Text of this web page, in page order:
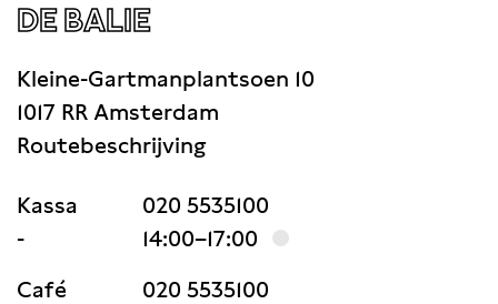
DE BALIE
Kleine-Gartmanplantsoen 10
1017 RR Amsterdam
Routebeschrijving
Kassa
020 5535100
-
14:00–17:00
Café
020 5535100